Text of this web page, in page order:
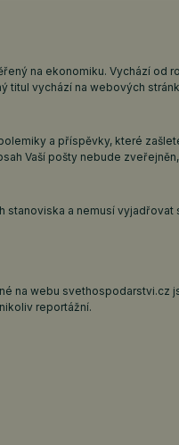
na ekonomiku. Vychází od
titul vychází na webových
a příspěvky, které
Vaší pošty nebude
stanoviska a nemusí vyjadřovat
na webu svethospodarstvi.cz
reportážní.